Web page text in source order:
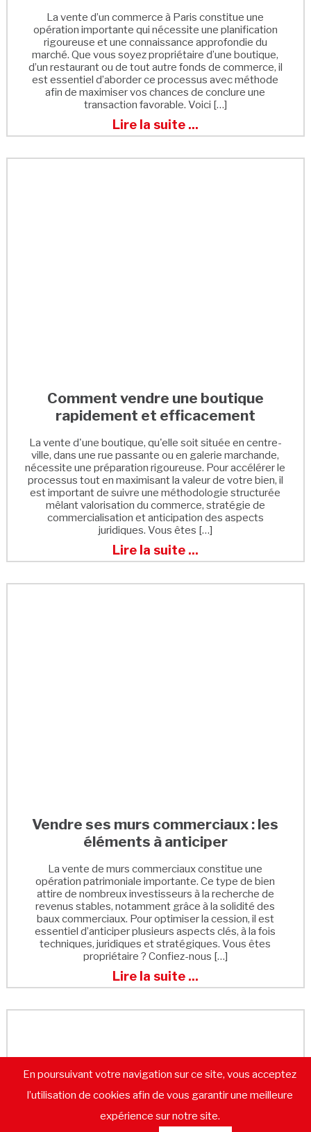
La vente d’un commerce à Paris constitue une
opération importante qui nécessite une planification
rigoureuse et une connaissance approfondie du
marché. Que vous soyez propriétaire d’une boutique,
d’un restaurant ou de tout autre fonds de commerce, il
est essentiel d’aborder ce processus avec méthode
afin de maximiser vos chances de conclure une
transaction favorable. Voici […]
Lire la suite ...
Comment vendre une boutique
rapidement et efficacement
La vente d'une boutique, qu'elle soit située en centre-
ville, dans une rue passante ou en galerie marchande,
nécessite une préparation rigoureuse. Pour accélérer le
processus tout en maximisant la valeur de votre bien, il
est important de suivre une méthodologie structurée
mêlant valorisation du commerce, stratégie de
commercialisation et anticipation des aspects
juridiques. Vous êtes […]
Lire la suite ...
Vendre ses murs commerciaux : les
éléments à anticiper
La vente de murs commerciaux constitue une
opération patrimoniale importante. Ce type de bien
attire de nombreux investisseurs à la recherche de
revenus stables, notamment grâce à la solidité des
baux commerciaux. Pour optimiser la cession, il est
essentiel d’anticiper plusieurs aspects clés, à la fois
techniques, juridiques et stratégiques. Vous êtes
propriétaire ? Confiez-nous […]
Lire la suite ...
En poursuivant votre navigation sur ce site, vous acceptez
l’utilisation de cookies afin de vous garantir une meilleure
expérience sur notre site.